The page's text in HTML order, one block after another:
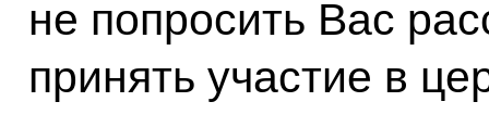
не попросить Вас
принять участие в